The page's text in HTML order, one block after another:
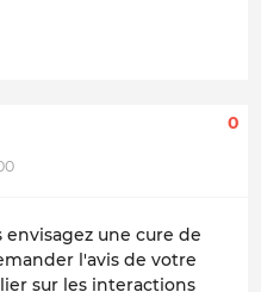
0
une cure de
l'avis de votre
sur les interactions